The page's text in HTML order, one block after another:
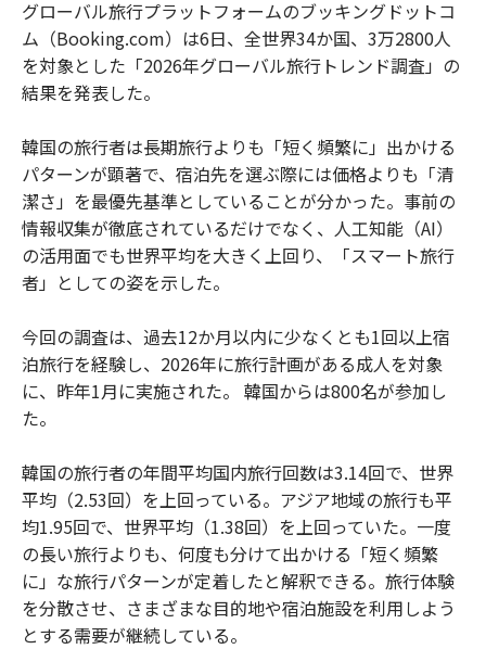
グローバル旅行プラットフォームのブッキングドットコ
ム（Booking.com）は6日、全世界34か国、3万2800人
を対象とした「2026年グローバル旅行トレンド調査」の
結果を発表した。
韓国の旅行者は長期旅行よりも「短く頻繁に」出かける
パターンが顕著で、宿泊先を選ぶ際には価格よりも「清
潔さ」を最優先基準としていることが分かった。事前の
情報収集が徹底されているだけでなく、人工知能（AI）
の活用面でも世界平均を大きく上回り、「スマート旅行
者」としての姿を示した。
今回の調査は、過去12か月以内に少なくとも1回以上宿
泊旅行を経験し、2026年に旅行計画がある成人を対象
に、昨年1月に実施された。 韓国からは800名が参加し
た。
韓国の旅行者の年間平均国内旅行回数は3.14回で、世界
平均（2.53回）を上回っている。アジア地域の旅行も平
均1.95回で、世界平均（1.38回）を上回っていた。一度
の長い旅行よりも、何度も分けて出かける「短く頻繁
に」な旅行パターンが定着したと解釈できる。旅行体験
を分散させ、さまざまな目的地や宿泊施設を利用しよう
とする需要が継続している。